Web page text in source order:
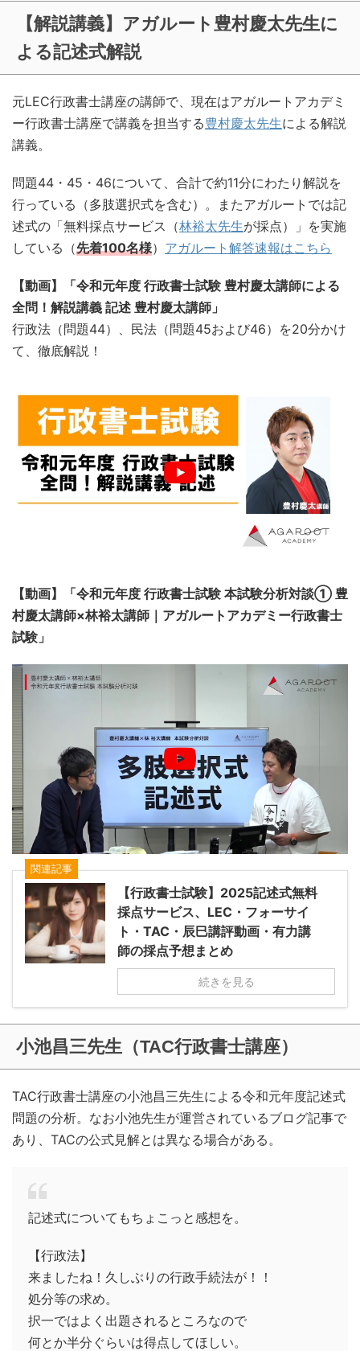
【解説講義】アガルート豊村慶太先生に
よる記述式解説
元LEC行政書士講座の講師で、現在はアガルートアカデミ
ー行政書士講座で講義を担当する豊村慶太先生による解説
講義。
問題44・45・46について、合計で約11分にわたり解説を
行っている（多肢選択式を含む）。またアガルートでは記
述式の「無料採点サービス（林裕太先生が採点）」を実施
している（先着100名様） アガルート解答速報はこちら
【動画】「令和元年度 行政書士試験 豊村慶太講師による
全問！解説講義 記述 豊村慶太講師」
行政法（問題44）、民法（問題45および46）を20分かけ
て、徹底解説！
【動画】「令和元年度 行政書士試験 本試験分析対談① 豊
村慶太講師×林裕太講師｜アガルートアカデミー行政書士
試験」
関連記事
【行政書士試験】2025記述式無料
採点サービス、LEC・フォーサイ
ト・TAC・辰巳講評動画・有力講
師の採点予想まとめ
続きを見る
小池昌三先生（TAC行政書士講座）
TAC行政書士講座の小池昌三先生による令和元年度記述式
問題の分析。なお小池先生が運営されているブログ記事で
あり、TACの公式見解とは異なる場合がある。
記述式についてもちょこっと感想を。
【行政法】
来ましたね！久しぶりの行政手続法が！！
処分等の求め。
択一ではよく出題されるところなので
何とか半分ぐらいは得点してほしい。